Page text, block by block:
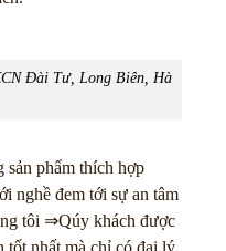
Đài Tư, Long Biên, Hà
phẩm thích hợp
nghề đem tới sự an tâm
tôi ⇒Qúy khách được
tốt nhất mà chỉ có đại lý